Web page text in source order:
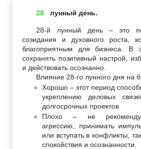
28 лунный день.
28-й лунный день – это
созидания и духовного роста,
благоприятным для бизнеса. В
сохранять позитивный настрой,
и действовать осознанно.
Влияние 28-го лунного дня на
Хорошо – этот период
укреплению деловых
долгосрочных проектов.
Плохо – не
агрессию, принимать
или вступать в конфликты,
спокойствия и осознанности.